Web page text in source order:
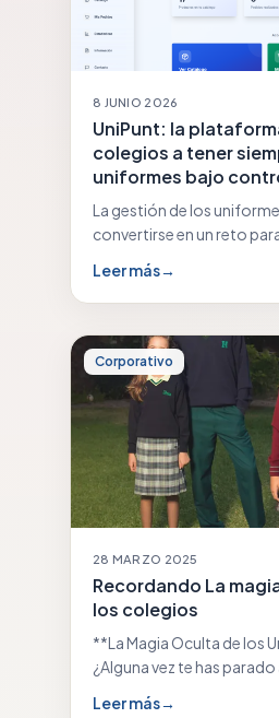
8 JUNIO 2026
UniPunt: la
colegios a tener
uniformes bajo
La gestión de los
convertirse en un reto
Leer más→
Corporativo
28 MARZO 2025
Recordando La
los colegios
**La Magia Oculta de los
¿Alguna vez te has parado
Leer más→